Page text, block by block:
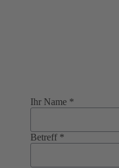
Ihr Name *
Betreff *